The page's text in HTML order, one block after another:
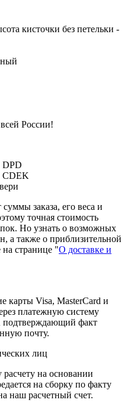
кисточки без петельки -
России!
DPD
CDEK
заказа, его веса и
точная стоимость
Но узнать о возможных
а также о приблизительной
странице "О доставке и
карты Visa, MasterCard и
платежную систему
подтверждающий факт
почту.
лиц
расчету на основании
на сборку по факту
наш расчетный счет.